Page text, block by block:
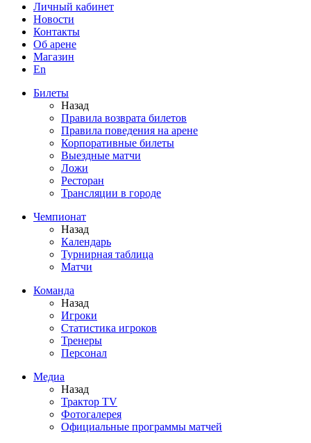
Личный кабинет
Новости
Контакты
Об арене
Магазин
En
Билеты
Назад
Правила возврата билетов
Правила поведения на арене
Корпоративные билеты
Выездные матчи
Ложи
Ресторан
Трансляции в городе
Чемпионат
Назад
Календарь
Турнирная таблица
Матчи
Команда
Назад
Игроки
Статистика игроков
Тренеры
Персонал
Медиа
Назад
Трактор TV
Фотогалерея
Официальные программы матчей